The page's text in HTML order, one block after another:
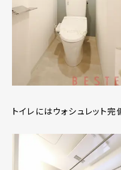
トイレにはウォシュレット